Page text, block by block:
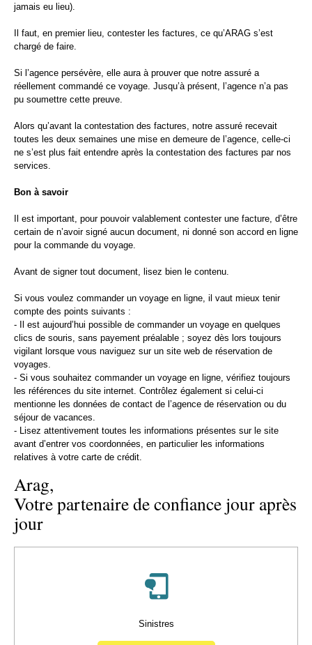
jamais eu lieu).
Il faut, en premier lieu, contester les factures, ce qu’ARAG s’est
chargé de faire.
Si l’agence persévère, elle aura à prouver que notre assuré a
réellement commandé ce voyage. Jusqu’à présent, l’agence n’a pas
pu soumettre cette preuve.
Alors qu’avant la contestation des factures, notre assuré recevait
toutes les deux semaines une mise en demeure de l’agence, celle-ci
ne s’est plus fait entendre après la contestation des factures par nos
services.
Bon à savoir
Il est important, pour pouvoir valablement contester une facture, d’être
certain de n’avoir signé aucun document, ni donné son accord en ligne
pour la commande du voyage.
Avant de signer tout document, lisez bien le contenu.
Si vous voulez commander un voyage en ligne, il vaut mieux tenir
compte des points suivants :
- Il est aujourd’hui possible de commander un voyage en quelques
clics de souris, sans payement préalable ; soyez dès lors toujours
vigilant lorsque vous naviguez sur un site web de réservation de
voyages.
- Si vous souhaitez commander un voyage en ligne, vérifiez toujours
les références du site internet. Contrôlez également si celui-ci
mentionne les données de contact de l’agence de réservation ou du
séjour de vacances.
- Lisez attentivement toutes les informations présentes sur le site
avant d’entrer vos coordonnées, en particulier les informations
relatives à votre carte de crédit.
Arag,
Votre partenaire de confiance jour après
jour
Sinistres